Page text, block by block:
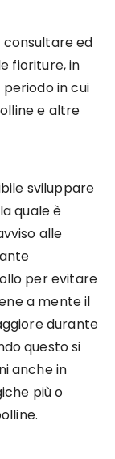
ed
fioriture, in
in cui
e altre
sviluppare
quale è
alle
per evitare
a mente il
durante
questo si
anche in
più o